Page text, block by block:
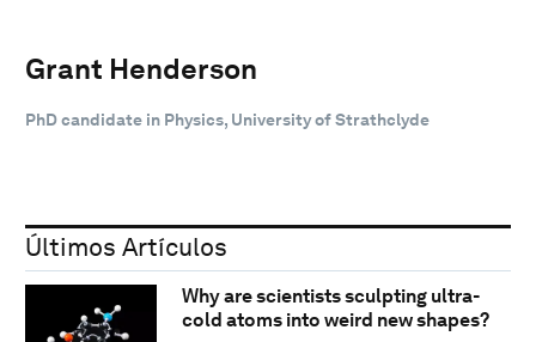
Grant Henderson
PhD candidate in Physics, University of Strathclyde
Últimos Artículos
Why are scientists sculpting ultra-
cold atoms into weird new shapes?